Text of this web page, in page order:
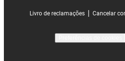
Livro de reclamações | Cancelar